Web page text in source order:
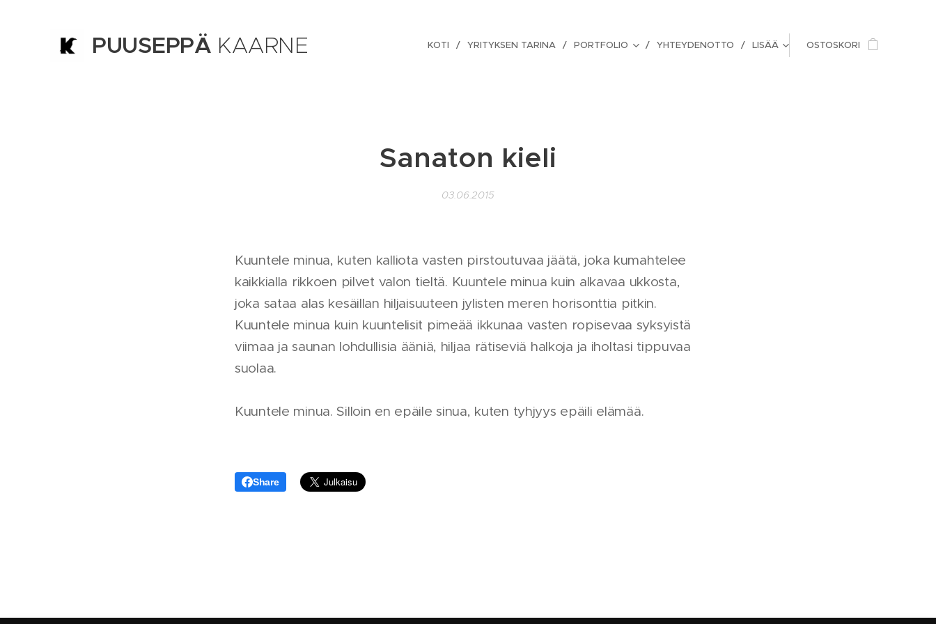
PUUSEPPÄ KAARNE
KOTI YRITYKSEN TARINA PORTFOLIO YHTEYDENOTTO LISÄÄ OSTOSKORI
Sanaton kieli
03.06.2015
Kuuntele minua, kuten kalliota vasten pirstoutuvaa jäätä, joka kumahtelee
kaikkialla rikkoen pilvet valon tieltä. Kuuntele minua kuin alkavaa ukkosta,
joka sataa alas kesäillan hiljaisuuteen jylisten meren horisonttia pitkin.
Kuuntele minua kuin kuuntelisit pimeää ikkunaa vasten ropisevaa syksyistä
viimaa ja saunan lohdullisia ääniä, hiljaa rätiseviä halkoja ja iholtasi tippuvaa
suolaa.
Kuuntele minua. Silloin en epäile sinua, kuten tyhjyys epäili elämää.
Share